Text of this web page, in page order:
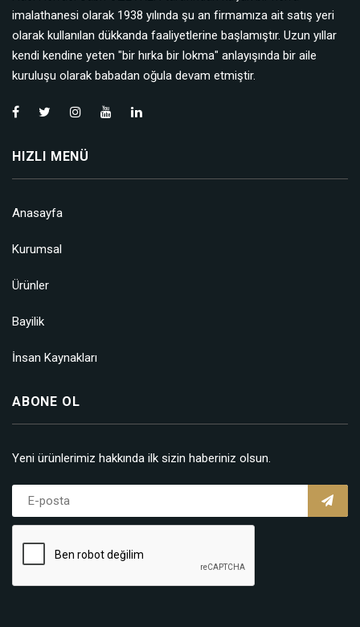
imalathanesi olarak 1938 yılında şu an firmamıza ait satış yeri
olarak kullanılan dükkanda faaliyetlerine başlamıştır. Uzun yıllar
kendi kendine yeten "bir hırka bir lokma" anlayışında bir aile
kuruluşu olarak babadan oğula devam etmiştir.
HIZLI MENÜ
Anasayfa
Kurumsal
Ürünler
Bayilik
İnsan Kaynakları
ABONE OL
Yeni ürünlerimiz hakkında ilk sizin haberiniz olsun.